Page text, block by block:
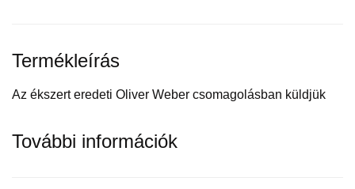
Termékleírás
Az ékszert eredeti Oliver Weber csomagolásban küldjük
További információk